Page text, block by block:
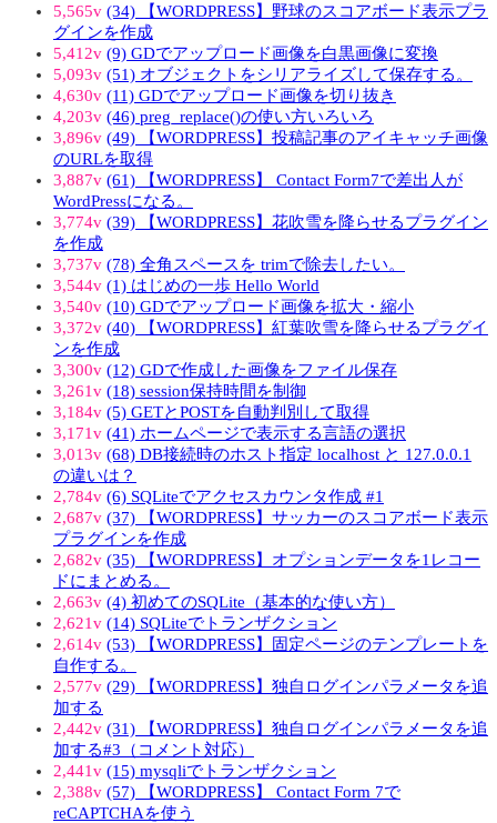
5,565v (34) 【WORDPRESS】野球のスコアボード表示プラ
グインを作成
5,412v (9) GDでアップロード画像を白黒画像に変換
5,093v (51) オブジェクトをシリアライズして保存する。
4,630v (11) GDでアップロード画像を切り抜き
4,203v (46) preg_replace()の使い方いろいろ
3,896v (49) 【WORDPRESS】投稿記事のアイキャッチ画像
のURLを取得
3,887v (61) 【WORDPRESS】 Contact Form7で差出人が
WordPressになる。
3,774v (39) 【WORDPRESS】花吹雪を降らせるプラグイン
を作成
3,737v (78) 全角スペースを trimで除去したい。
3,544v (1) はじめの一歩 Hello World
3,540v (10) GDでアップロード画像を拡大・縮小
3,372v (40) 【WORDPRESS】紅葉吹雪を降らせるプラグイ
ンを作成
3,300v (12) GDで作成した画像をファイル保存
3,261v (18) session保持時間を制御
3,184v (5) GETとPOSTを自動判別して取得
3,171v (41) ホームページで表示する言語の選択
3,013v (68) DB接続時のホスト指定 localhost と 127.0.0.1
の違いは？
2,784v (6) SQLiteでアクセスカウンタ作成 #1
2,687v (37) 【WORDPRESS】サッカーのスコアボード表示
プラグインを作成
2,682v (35) 【WORDPRESS】オプションデータを1レコー
ドにまとめる。
2,663v (4) 初めてのSQLite（基本的な使い方）
2,621v (14) SQLiteでトランザクション
2,614v (53) 【WORDPRESS】固定ページのテンプレートを
自作する。
2,577v (29) 【WORDPRESS】独自ログインパラメータを追
加する
2,442v (31) 【WORDPRESS】独自ログインパラメータを追
加する#3（コメント対応）
2,441v (15) mysqliでトランザクション
2,388v (57) 【WORDPRESS】 Contact Form 7で
reCAPTCHAを使う